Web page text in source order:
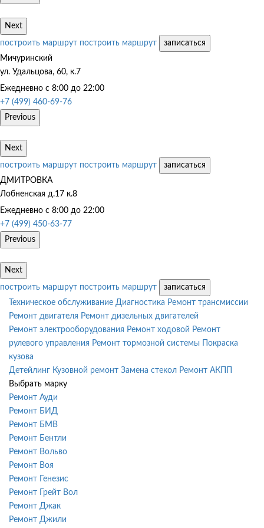
Next
построить маршрут построить маршрут
записаться
Мичуринский
ул. Удальцова, 60, к.7
Ежедневно с 8:00 до 22:00
+7 (499) 460-69-76
Previous
Next
построить маршрут построить маршрут
записаться
ДМИТРОВКА
Лобненская д.17 к.8
Ежедневно с 8:00 до 22:00
+7 (499) 450-63-77
Previous
Next
построить маршрут построить маршрут
записаться
Техническое обслуживание Диагностика Ремонт трансмиссии
Ремонт двигателя Ремонт дизельных двигателей
Ремонт электрооборудования Ремонт ходовой Ремонт
рулевого управления Ремонт тормозной системы
Покраска
кузова
Детейлинг Кузовной ремонт Замена стекол Ремонт АКПП
Выбрать марку
Ремонт Ауди
Ремонт БИД
Ремонт БМВ
Ремонт Бентли
Ремонт Вольво
Ремонт Воя
Ремонт Генезис
Ремонт Грейт Вол
Ремонт Джак
Ремонт Джили